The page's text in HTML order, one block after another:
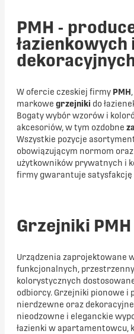
PMH -
łazienkowych
W ofercie czeskiej firmy PMH
markowe grzejniki do
Bogaty wybór wzorów i
akcesoriów, w tym ozdobne
Wszystkie pozycje
obowiązującym normom
użytkowników prywatnych i
firmy gwarantuje satysfakcję
Grzejniki
Urządzenia zaprojektowane
funkcjonalnych,
kolorystycznych
odbiorcy. Grzejniki pionowe i
nierdzewne oraz dekoracyjne
nieodzowne i eleganckie
łazienki w apartamentowcu,